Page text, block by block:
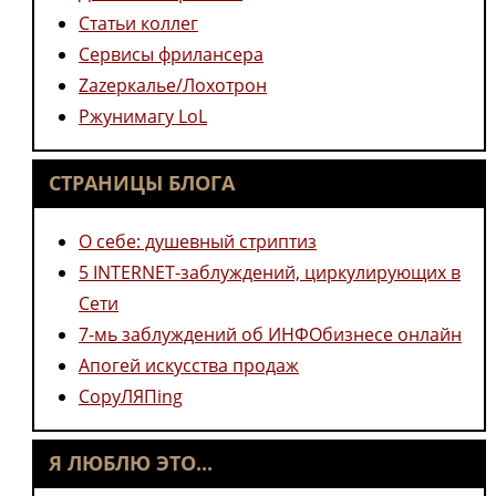
Статьи коллег
Сервисы фрилансера
Zazеркалье/Лохотрон
Ржунимагу LoL
СТРАНИЦЫ БЛОГА
О себе: душевный стриптиз
5 INTERNET-заблуждений, циркулирующих в
Сети
7-мь заблуждений об ИНФОбизнесе онлайн
Апогей искусства продаж
CopyЛЯПing
Я ЛЮБЛЮ ЭТО...